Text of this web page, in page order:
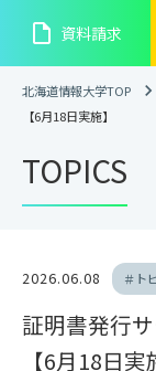
insert_drive_file 資料請求
北海道情報大学TOP
【6月18日実施】
TOPICS
2026.06.08 ＃ト
証明書発行
【6月18日実